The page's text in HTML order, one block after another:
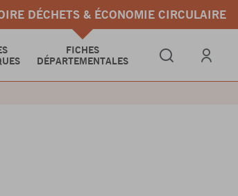
DÉCHETS & ÉCONOMIE CIRCULAIRE
FICHES
DÉPARTEMENTALES